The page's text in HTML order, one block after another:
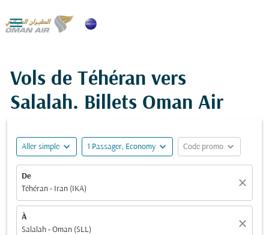

Vols de Téhéran vers
Salalah. Billets Oman Air
Aller simple expand_more 1 Passager, Economy expand_more Code promo expand_more
De
Téhéran - Iran (IKA)
close
À
Salalah - Oman (SLL)
close